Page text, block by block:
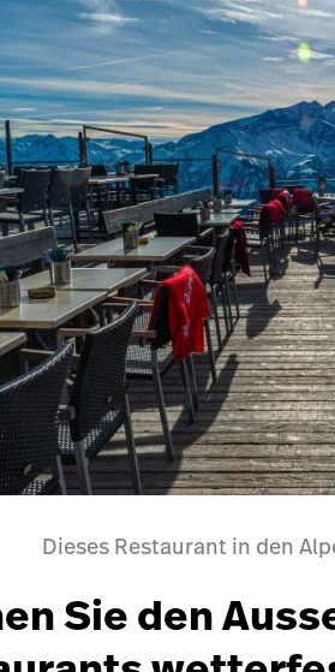
Dieses Restaurant in den
Sie den